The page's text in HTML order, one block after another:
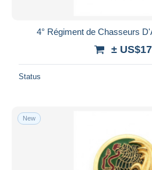
Price
With a deal only
Free shipping
4° Régiment de Chasseurs
±
Status
New